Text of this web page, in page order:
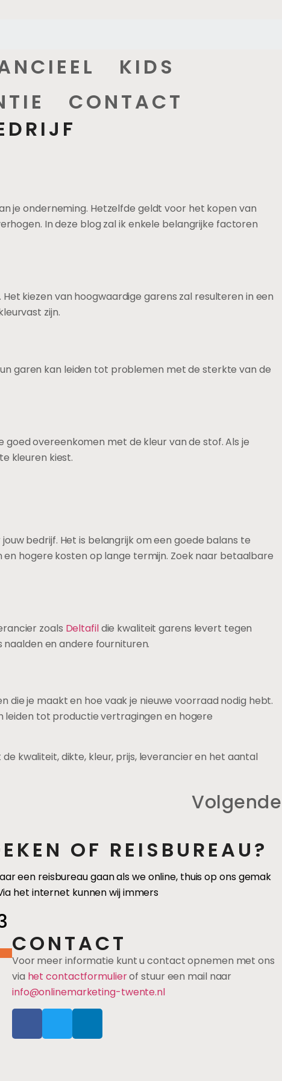
KIDS
CONTACT
je onderneming. Hetzelfde geldt voor het kopen van
In deze blog zal ik enkele belangrijke factoren
kiezen van hoogwaardige garens zal resulteren in een
zijn.
garen kan leiden tot problemen met de sterkte van de
goed overeenkomen met de kleur van de stof. Als je
kleuren kiest.
bedrijf. Het is belangrijk om een goede balans te
hogere kosten op lange termijn. Zoek naar betaalbare
zoals Deltafildie kwaliteit garens levert tegen
naalden en andere fournituren.
je maakt en hoe vaak je nieuwe voorraad nodig hebt.
leiden tot productie vertragingen en hogere
kwaliteit, dikte, kleur, prijs, leverancier en het aantal
Volgende
OF REISBUREAU?
een reisbureau gaan als we online, thuis op ons gemak
het internet kunnen wij immers
CONTACT
Voor meer informatie kunt u contact opnemen met ons
via het contactformulierof stuur een mail naar
info@onlinemarketing-twente.nl